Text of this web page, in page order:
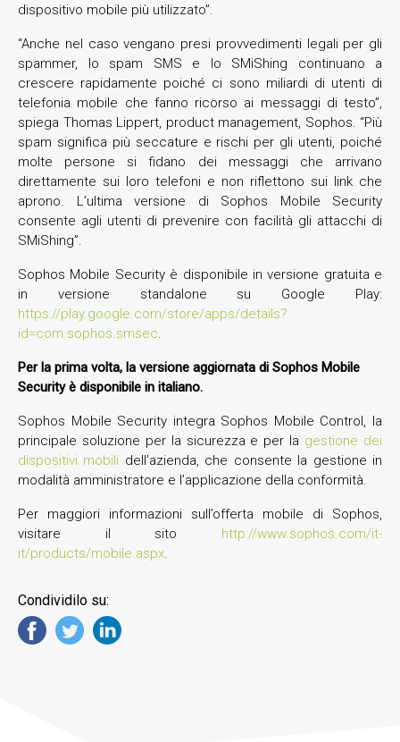
dispositivo mobile più utilizzato”.
“Anche nel caso vengano presi provvedimenti legali per gli
spammer, lo spam SMS e lo SMiShing continuano a
crescere rapidamente poiché ci sono miliardi di utenti di
telefonia mobile che fanno ricorso ai messaggi di testo”,
spiega Thomas Lippert, product management, Sophos. “Più
spam significa più seccature e rischi per gli utenti, poiché
molte persone si fidano dei messaggi che arrivano
direttamente sui loro telefoni e non riflettono sui link che
aprono. L’ultima versione di Sophos Mobile Security
consente agli utenti di prevenire con facilità gli attacchi di
SMiShing”.
Sophos Mobile Security è disponibile in versione gratuita e
in versione standalone su Google Play:
https://play.google.com/store/apps/details?
id=com.sophos.smsec.
Per la prima volta, la versione aggiornata di Sophos Mobile
Security è disponibile in italiano.
Sophos Mobile Security integra Sophos Mobile Control, la
principale soluzione per la sicurezza e per la gestione dei
dispositivi mobili dell’azienda, che consente la gestione in
modalità amministratore e l’applicazione della conformità.
Per maggiori informazioni sull’offerta mobile di Sophos,
visitare il sito http://www.sophos.com/it-
it/products/mobile.aspx.
Condividilo su: